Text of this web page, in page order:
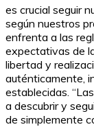
es crucial seguir
según nuestros
enfrenta a las
expectativas de
libertad y
auténticamente,
establecidas.
a descubrir y
de simplemente